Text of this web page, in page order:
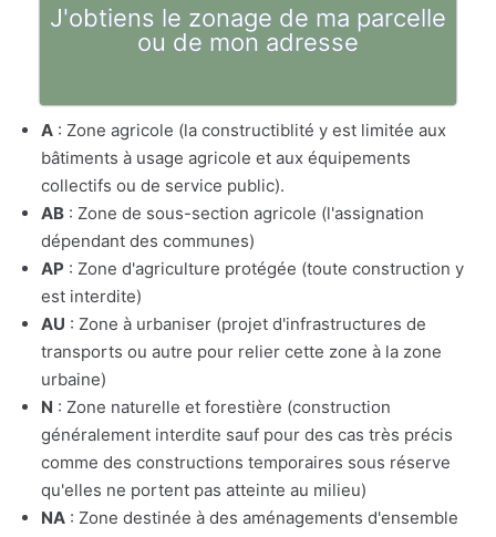
J'obtiens le zonage de ma parcelle
ou de mon adresse
A : Zone agricole (la constructiblité y est limitée aux
bâtiments à usage agricole et aux équipements
collectifs ou de service public).
AB : Zone de sous-section agricole (l'assignation
dépendant des communes)
AP : Zone d'agriculture protégée (toute construction y
est interdite)
AU : Zone à urbaniser (projet d'infrastructures de
transports ou autre pour relier cette zone à la zone
urbaine)
N : Zone naturelle et forestière (construction
généralement interdite sauf pour des cas très précis
comme des constructions temporaires sous réserve
qu'elles ne portent pas atteinte au milieu)
NA : Zone destinée à des aménagements d'ensemble